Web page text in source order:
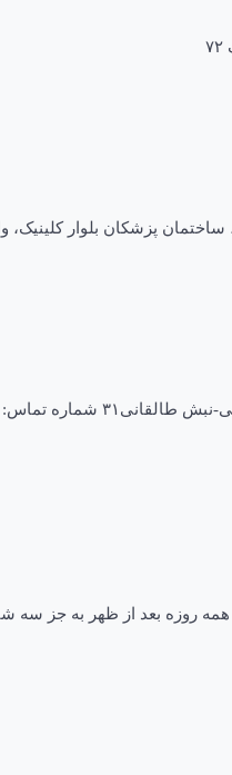
– ساختمان آراد ساعات کاری: همه روزه